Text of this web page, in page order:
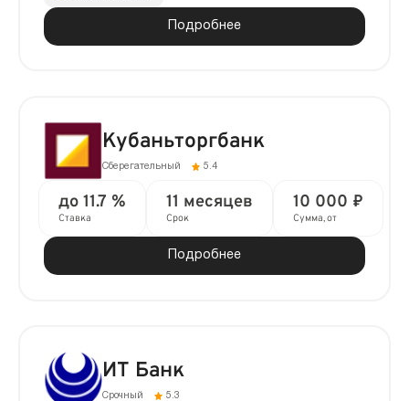
Подробнее
Кубаньторгбанк
Сберегательный 5.4
до 11.7 %
Ставка
11 месяцев
Срок
10 000 ₽
Сумма, от
Подробнее
ИТ Банк
Срочный 5.3